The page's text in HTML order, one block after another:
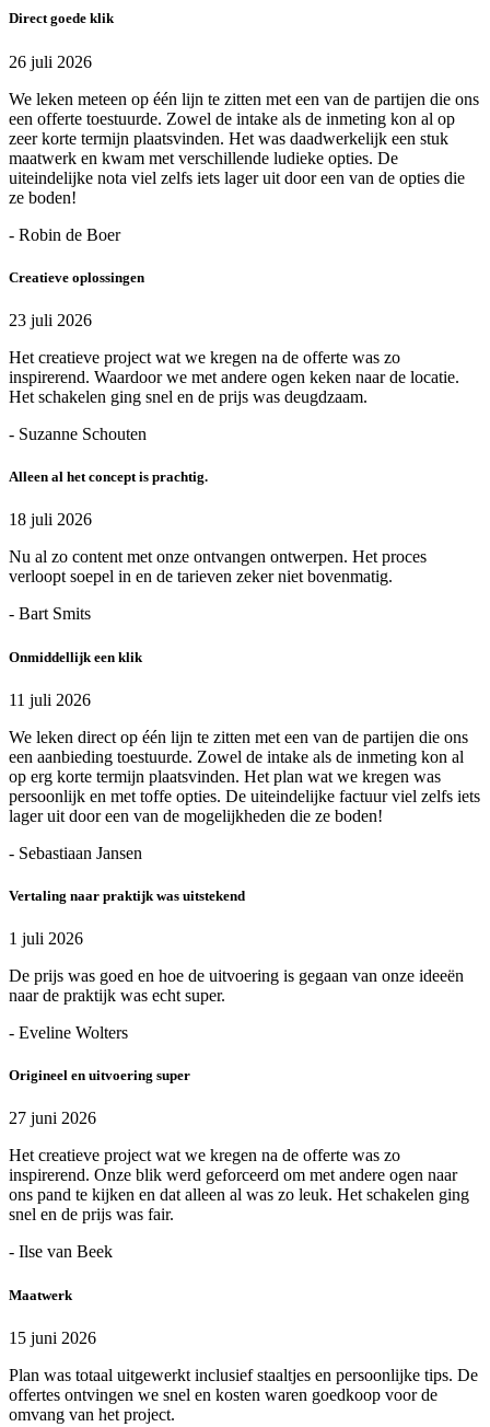
Direct goede klik
26 juli 2026
We leken meteen op één lijn te zitten met een van de partijen die ons
een offerte toestuurde. Zowel de intake als de inmeting kon al op
zeer korte termijn plaatsvinden. Het was daadwerkelijk een stuk
maatwerk en kwam met verschillende ludieke opties. De
uiteindelijke nota viel zelfs iets lager uit door een van de opties die
ze boden!
- Robin de Boer
Creatieve oplossingen
23 juli 2026
Het creatieve project wat we kregen na de offerte was zo
inspirerend. Waardoor we met andere ogen keken naar de locatie.
Het schakelen ging snel en de prijs was deugdzaam.
- Suzanne Schouten
Alleen al het concept is prachtig.
18 juli 2026
Nu al zo content met onze ontvangen ontwerpen. Het proces
verloopt soepel in en de tarieven zeker niet bovenmatig.
- Bart Smits
Onmiddellijk een klik
11 juli 2026
We leken direct op één lijn te zitten met een van de partijen die ons
een aanbieding toestuurde. Zowel de intake als de inmeting kon al
op erg korte termijn plaatsvinden. Het plan wat we kregen was
persoonlijk en met toffe opties. De uiteindelijke factuur viel zelfs iets
lager uit door een van de mogelijkheden die ze boden!
- Sebastiaan Jansen
Vertaling naar praktijk was uitstekend
1 juli 2026
De prijs was goed en hoe de uitvoering is gegaan van onze ideeën
naar de praktijk was echt super.
- Eveline Wolters
Origineel en uitvoering super
27 juni 2026
Het creatieve project wat we kregen na de offerte was zo
inspirerend. Onze blik werd geforceerd om met andere ogen naar
ons pand te kijken en dat alleen al was zo leuk. Het schakelen ging
snel en de prijs was fair.
- Ilse van Beek
Maatwerk
15 juni 2026
Plan was totaal uitgewerkt inclusief staaltjes en persoonlijke tips. De
offertes ontvingen we snel en kosten waren goedkoop voor de
omvang van het project.